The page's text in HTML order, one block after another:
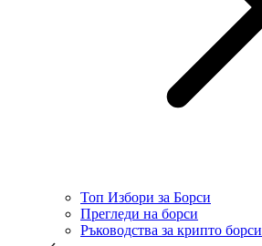
Топ Избори за Борси
Прегледи на борси
Ръководства за крипто борси